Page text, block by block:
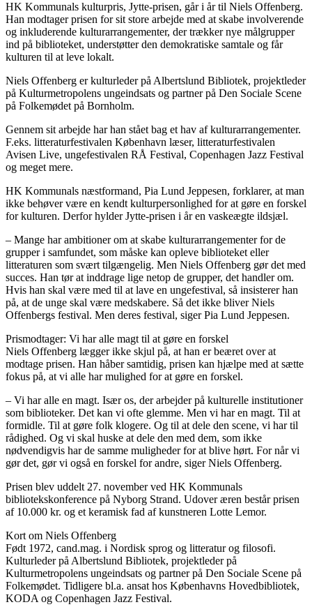
HK Kommunals kulturpris, Jytte-prisen, går i år til Niels Offenberg.
Han modtager prisen for sit store arbejde med at skabe involverende
og inkluderende kulturarrangementer, der trækker nye målgrupper
ind på biblioteket, understøtter den demokratiske samtale og får
kulturen til at leve lokalt.
Niels Offenberg er kulturleder på Albertslund Bibliotek, projektleder
på Kulturmetropolens ungeindsats og partner på Den Sociale Scene
på Folkemødet på Bornholm.
Gennem sit arbejde har han stået bag et hav af kulturarrangementer.
F.eks. litteraturfestivalen København læser, litteraturfestivalen
Avisen Live, ungefestivalen RÅ Festival, Copenhagen Jazz Festival
og meget mere.
HK Kommunals næstformand, Pia Lund Jeppesen, forklarer, at man
ikke behøver være en kendt kulturpersonlighed for at gøre en forskel
for kulturen. Derfor hylder Jytte-prisen i år en vaskeægte ildsjæl.
– Mange har ambitioner om at skabe kulturarrangementer for de
grupper i samfundet, som måske kan opleve biblioteket eller
litteraturen som svært tilgængelig. Men Niels Offenberg gør det med
succes. Han tør at inddrage lige netop de grupper, det handler om.
Hvis han skal være med til at lave en ungefestival, så insisterer han
på, at de unge skal være medskabere. Så det ikke bliver Niels
Offenbergs festival. Men deres festival, siger Pia Lund Jeppesen.
Prismodtager: Vi har alle magt til at gøre en forskel
Niels Offenberg lægger ikke skjul på, at han er beæret over at
modtage prisen. Han håber samtidig, prisen kan hjælpe med at sætte
fokus på, at vi alle har mulighed for at gøre en forskel.
– Vi har alle en magt. Især os, der arbejder på kulturelle institutioner
som biblioteker. Det kan vi ofte glemme. Men vi har en magt. Til at
formidle. Til at gøre folk klogere. Og til at dele den scene, vi har til
rådighed. Og vi skal huske at dele den med dem, som ikke
nødvendigvis har de samme muligheder for at blive hørt. For når vi
gør det, gør vi også en forskel for andre, siger Niels Offenberg.
Prisen blev uddelt 27. november ved HK Kommunals
bibliotekskonference på Nyborg Strand. Udover æren består prisen
af 10.000 kr. og et keramisk fad af kunstneren Lotte Lemor.
Kort om Niels Offenberg
Født 1972, cand.mag. i Nordisk sprog og litteratur og filosofi.
Kulturleder på Albertslund Bibliotek, projektleder på
Kulturmetropolens ungeindsats og partner på Den Sociale Scene på
Folkemødet. Tidligere bl.a. ansat hos Københavns Hovedbibliotek,
KODA og Copenhagen Jazz Festival.